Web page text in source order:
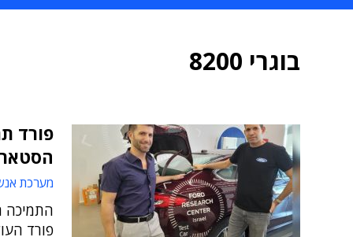
בוגרי 8200
פורד
הסטארט-
מערכת
התמיכה